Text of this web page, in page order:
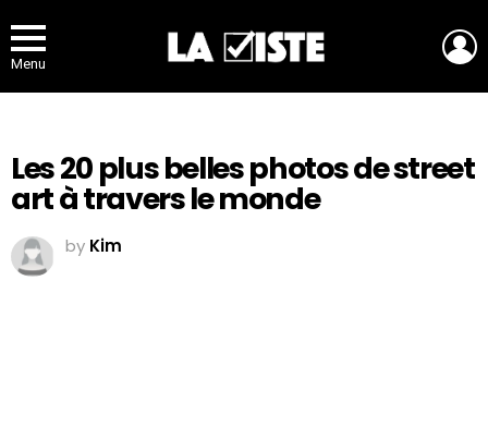
Menu
Les 20 plus belles photos de street
art à travers le monde
by Kim